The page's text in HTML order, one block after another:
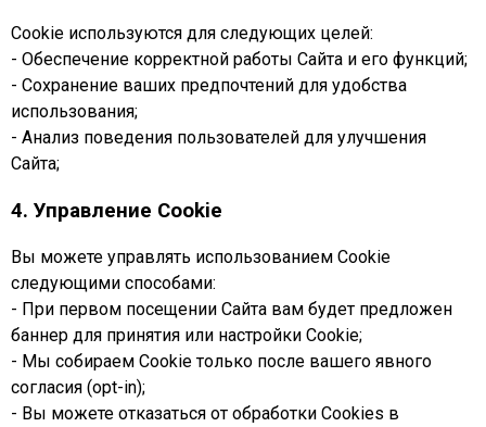
Cookie используются для следующих целей:
- Обеспечение корректной работы Сайта и его функций;
- Сохранение ваших предпочтений для удобства
использования;
- Анализ поведения пользователей для улучшения
Сайта;
4. Управление Cookie
Вы можете управлять использованием Cookie
следующими способами:
- При первом посещении Сайта вам будет предложен
баннер для принятия или настройки Cookie;
- Мы собираем Cookie только после вашего явного
согласия (opt-in);
- Вы можете отказаться от обработки Cookies в